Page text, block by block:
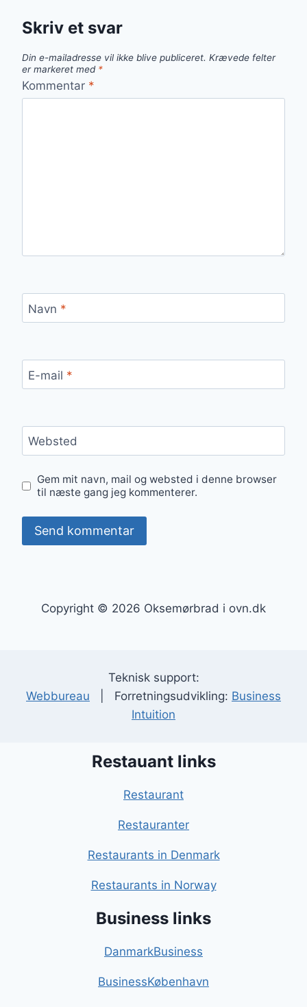
Skriv et svar
Din e-mailadresse vil ikke blive publiceret. Krævede felter
er markeret med *
Kommentar *
Navn *
E-mail *
Websted
Gem mit navn, mail og websted i denne browser
til næste gang jeg kommenterer.
Copyright © 2026 Oksemørbrad i ovn.dk
Teknisk support:
Webbureau | Forretningsudvikling: Business
Intuition
Restauant links
Restaurant
Restauranter
Restaurants in Denmark
Restaurants in Norway
Business links
DanmarkBusiness
BusinessKøbenhavn